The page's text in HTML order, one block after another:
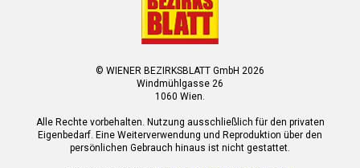
© WIENER BEZIRKSBLATT GmbH 2026
Windmühlgasse 26
1060 Wien.
Alle Rechte vorbehalten. Nutzung ausschließlich für den privaten
Eigenbedarf. Eine Weiterverwendung und Reproduktion über den
persönlichen Gebrauch hinaus ist nicht gestattet.